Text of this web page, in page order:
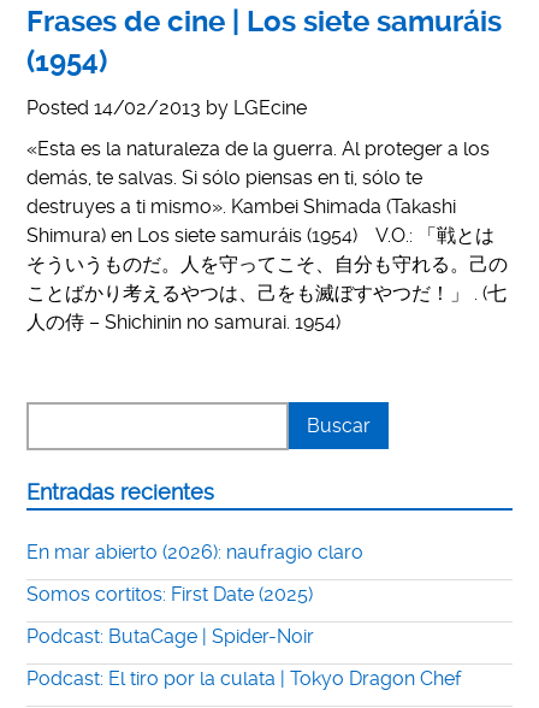
Frases de cine | Los siete samuráis
(1954)
Posted14/02/2013 by LGEcine
«Esta es la naturaleza de la guerra. Al proteger a los
demás, te salvas. Si sólo piensas en ti, sólo te
destruyes a ti mismo». Kambei Shimada (Takashi
Shimura) en Los siete samuráis (1954) V.O.: 「戦とは
そういうものだ。人を守ってこそ、自分も守れる。己の
ことばかり考えるやつは、己をも滅ぼすやつだ！」 . (七
人の侍 – Shichinin no samurai. 1954)
Entradas recientes
En mar abierto (2026): naufragio claro
Somos cortitos: First Date (2025)
Podcast: ButaCage | Spider-Noir
Podcast: El tiro por la culata | Tokyo Dragon Chef